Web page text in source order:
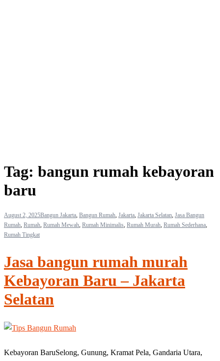
Tag: bangun rumah kebayoran
baru
August 2, 2025Bangun Jakarta, Bangun Rumah, Jakarta, Jakarta Selatan, Jasa Bangun
Rumah, Rumah, Rumah Mewah, Rumah Minimalis, Rumah Murah, Rumah Sederhana,
Rumah Tingkat
Jasa bangun rumah murah
Kebayoran Baru – Jakarta
Selatan
Kebayoran BaruSelong, Gunung, Kramat Pela, Gandaria Utara,